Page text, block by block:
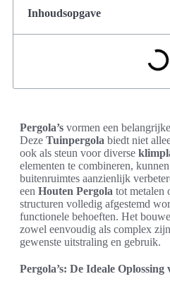
Inhoudsopgave
Pergola’s vormen een
Deze Tuinpergola biedt niet
ook als steun voor diverse
elementen te combineren,
buitenruimtes aanzienlijk
een Houten Pergola tot metalen
structuren volledig afgestemd
functionele behoeften. Het
zowel eenvoudig als complex
gewenste uitstraling en gebruik.
Pergola’s: De Ideale